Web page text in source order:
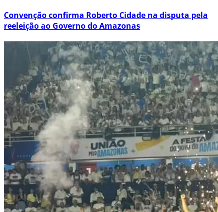
Convenção confirma Roberto Cidade na disputa pela
reeleição ao Governo do Amazonas